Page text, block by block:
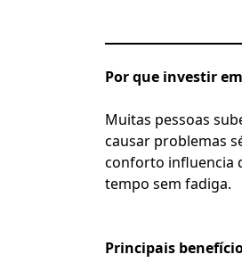
Por que investir
Muitas pessoas
causar problemas
conforto influencia
tempo sem fadiga.
Principais